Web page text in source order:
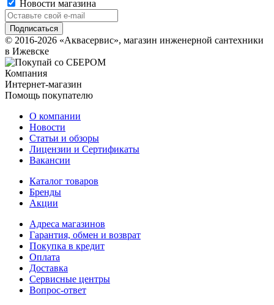
Новости магазина
© 2016-2026 «Аквасервис», магазин инженерной сантехники
в Ижевске
Компания
Интернет-магазин
Помощь покупателю
О компании
Новости
Статьи и обзоры
Лицензии и Сертификаты
Вакансии
Каталог товаров
Бренды
Акции
Адреса магазинов
Гарантия, обмен и возврат
Покупка в кредит
Оплата
Доставка
Сервисные центры
Вопрос-ответ